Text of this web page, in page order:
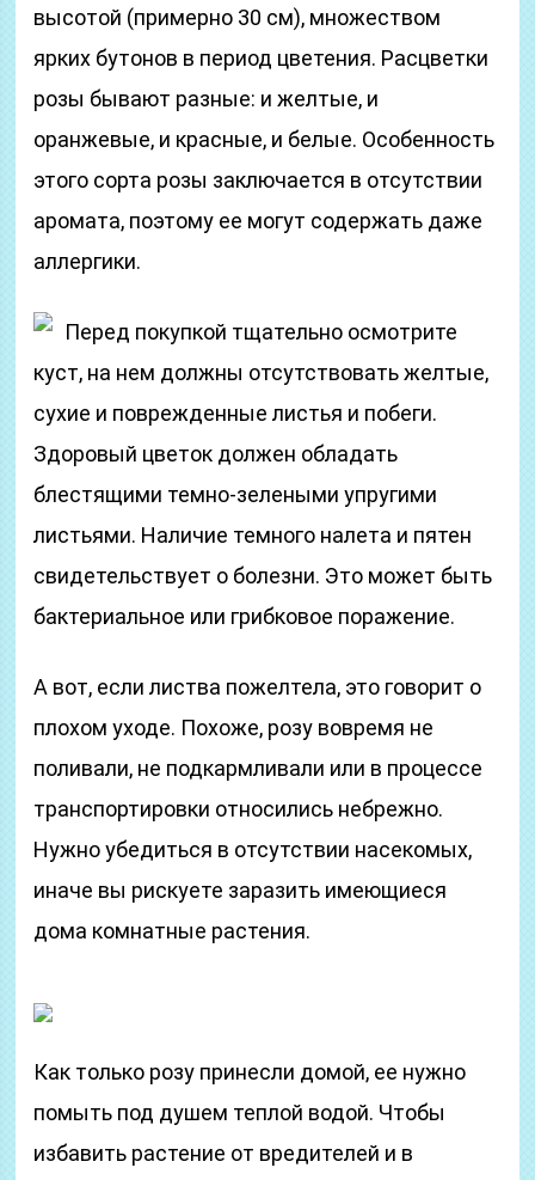
высотой (примерно 30 см), множеством
ярких бутонов в период цветения. Расцветки
розы бывают разные: и желтые, и
оранжевые, и красные, и белые. Особенность
этого сорта розы заключается в отсутствии
аромата, поэтому ее могут содержать даже
аллергики.
Перед покупкой тщательно осмотрите
куст, на нем должны отсутствовать желтые,
сухие и поврежденные листья и побеги.
Здоровый цветок должен обладать
блестящими темно-зелеными упругими
листьями. Наличие темного налета и пятен
свидетельствует о болезни. Это может быть
бактериальное или грибковое поражение.
А вот, если листва пожелтела, это говорит о
плохом уходе. Похоже, розу вовремя не
поливали, не подкармливали или в процессе
транспортировки относились небрежно.
Нужно убедиться в отсутствии насекомых,
иначе вы рискуете заразить имеющиеся
дома комнатные растения.
Как только розу принесли домой, ее нужно
помыть под душем теплой водой. Чтобы
избавить растение от вредителей и в